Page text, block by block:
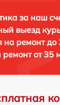
за наш
выезд
на ремонт до
от 35